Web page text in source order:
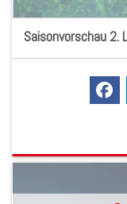
Saisonvorschau 2.